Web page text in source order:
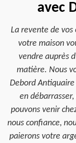
avec
La revente de
votre maison
vendre auprès
matière. Nous
Debord
en
pouvons venir
nous confiance,
paierons votre